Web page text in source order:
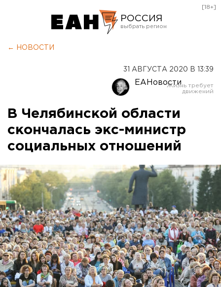
РОССИЯ
Оренбург
[18+]
← НОВОСТИ
31 АВГУСТА 2020 В 13:39
ЕАНовости
В Челябинской области
скончалась экс-министр
социальных отношений